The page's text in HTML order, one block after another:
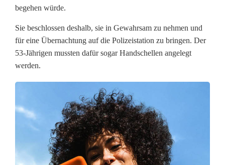
t
l
i
c
h
h
l
begehen würde.
Sie beschlossen deshalb, sie in Gewahrsam zu nehmen und
für eine Übernachtung auf die Polizeistation zu bringen. Der
53-Jährigen mussten dafür sogar Handschellen angelegt
werden.